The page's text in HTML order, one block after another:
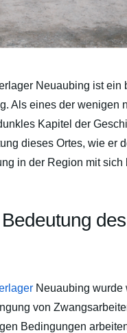
Neuaubing ist
Als eines der wenigen
Kapitel der
dieses Ortes, wie er
in der Region mit sich
Neuaubing wurde
von
Bedingungen